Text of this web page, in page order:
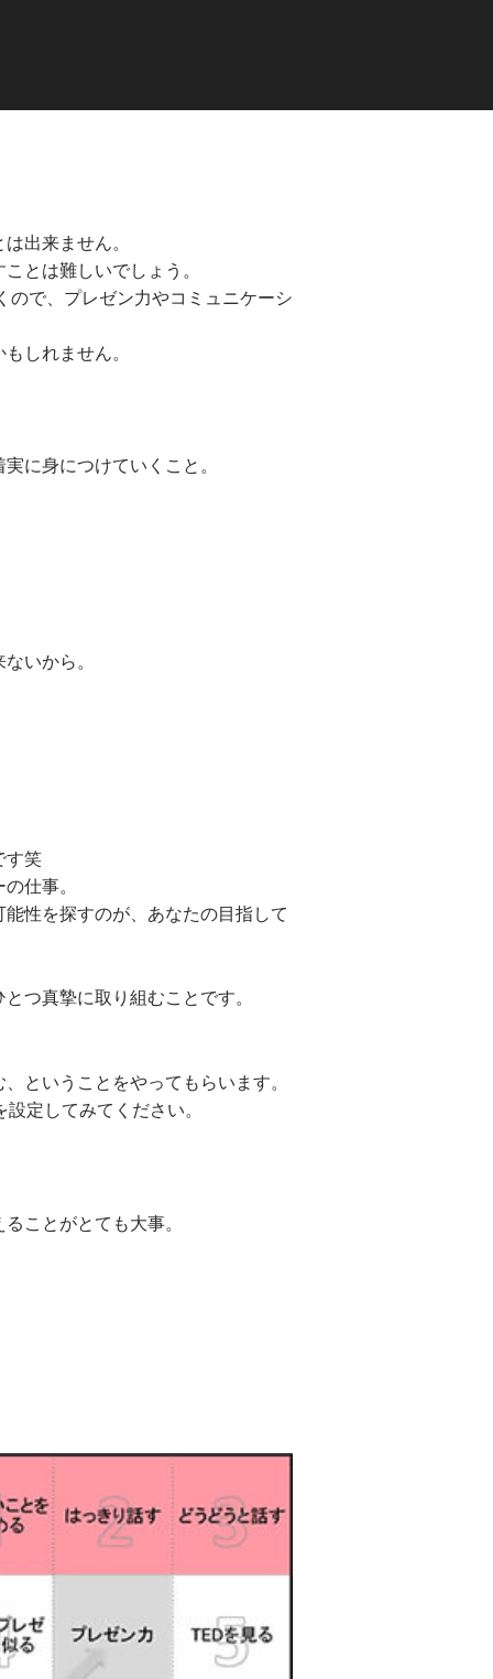
出来ません。
とは難しいでしょう。
で、プレゼン力やコミュニケーシ
しれません。
に身につけていくこと。
いから。
す笑
仕事。
性を探すのが、あなたの目指して
つ真摯に取り組むことです。
ということをやってもらいます。
定してみてください。
ことがとても大事。